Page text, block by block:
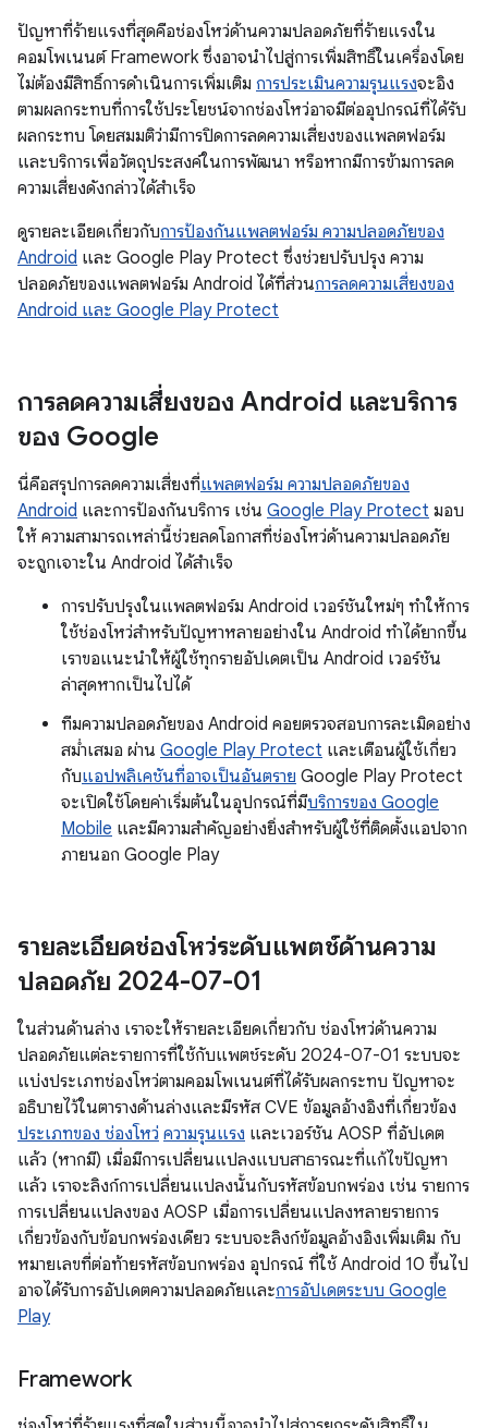
ปัญหาที่ร้ายแรงที่สุดคือช่องโหว่ด้านความปลอดภัยที่ร้ายแรงใน
คอมโพเนนต์ Framework ซึ่งอาจนำไปสู่การเพิ่มสิทธิ์ในเครื่องโดย
ไม่ต้องมีสิทธิ์การดำเนินการเพิ่มเติม การประเมินความรุนแรงจะอิง
ตามผลกระทบที่การใช้ประโยชน์จากช่องโหว่อาจมีต่ออุปกรณ์ที่ได้รับ
ผลกระทบ โดยสมมติว่ามีการปิดการลดความเสี่ยงของแพลตฟอร์ม
และบริการเพื่อวัตถุประสงค์ในการพัฒนา หรือหากมีการข้ามการลด
ความเสี่ยงดังกล่าวได้สำเร็จ
ดูรายละเอียดเกี่ยวกับการป้องกันแพลตฟอร์ม ความปลอดภัยของ
Android และ Google Play Protect ซึ่งช่วยปรับปรุง ความ
ปลอดภัยของแพลตฟอร์ม Android ได้ที่ส่วนการลดความเสี่ยงของ
Android และ Google Play Protect
การลดความเสี่ยงของ Android และบริการ
ของ Google
นี่คือสรุปการลดความเสี่ยงที่แพลตฟอร์ม ความปลอดภัยของ
Android และการป้องกันบริการ เช่น Google Play Protect มอบ
ให้ ความสามารถเหล่านี้ช่วยลดโอกาสที่ช่องโหว่ด้านความปลอดภัย
จะถูกเจาะใน Android ได้สำเร็จ
การปรับปรุงในแพลตฟอร์ม Android เวอร์ชันใหม่ๆ ทำให้การ
ใช้ช่องโหว่สำหรับปัญหาหลายอย่างใน Android ทำได้ยากขึ้น
เราขอแนะนำให้ผู้ใช้ทุกรายอัปเดตเป็น Android เวอร์ชัน
ล่าสุดหากเป็นไปได้
ทีมความปลอดภัยของ Android คอยตรวจสอบการละเมิดอย่าง
สม่ำเสมอ ผ่าน Google Play Protect และเตือนผู้ใช้เกี่ยว
กับแอปพลิเคชันที่อาจเป็นอันตราย Google Play Protect
จะเปิดใช้โดยค่าเริ่มต้นในอุปกรณ์ที่มีบริการของ Google
Mobile และมีความสำคัญอย่างยิ่งสำหรับผู้ใช้ที่ติดตั้งแอปจาก
ภายนอก Google Play
รายละเอียดช่องโหว่ระดับแพตช์ด้านความ
ปลอดภัย 2024-07-01
ในส่วนด้านล่าง เราจะให้รายละเอียดเกี่ยวกับ ช่องโหว่ด้านความ
ปลอดภัยแต่ละรายการที่ใช้กับแพตช์ระดับ 2024-07-01 ระบบจะ
แบ่งประเภทช่องโหว่ตามคอมโพเนนต์ที่ได้รับผลกระทบ ปัญหาจะ
อธิบายไว้ในตารางด้านล่างและมีรหัส CVE ข้อมูลอ้างอิงที่เกี่ยวข้อง
ประเภทของ ช่องโหว่ ความรุนแรง และเวอร์ชัน AOSP ที่อัปเดต
แล้ว (หากมี) เมื่อมีการเปลี่ยนแปลงแบบสาธารณะที่แก้ไขปัญหา
แล้ว เราจะลิงก์การเปลี่ยนแปลงนั้นกับรหัสข้อบกพร่อง เช่น รายการ
การเปลี่ยนแปลงของ AOSP เมื่อการเปลี่ยนแปลงหลายรายการ
เกี่ยวข้องกับข้อบกพร่องเดียว ระบบจะลิงก์ข้อมูลอ้างอิงเพิ่มเติม กับ
หมายเลขที่ต่อท้ายรหัสข้อบกพร่อง อุปกรณ์ ที่ใช้ Android 10 ขึ้นไป
อาจได้รับการอัปเดตความปลอดภัยและการอัปเดตระบบ Google
Play
Framework